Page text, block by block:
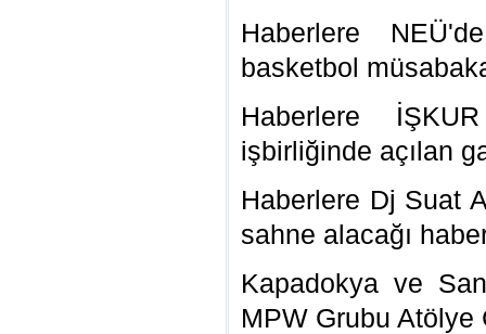
Haberlere
basketbol
Haberlere
işbirliğinde açılan
Haberlere Dj Suat
sahne alacağı
Kapadokya ve
MPW Grubu Atölye